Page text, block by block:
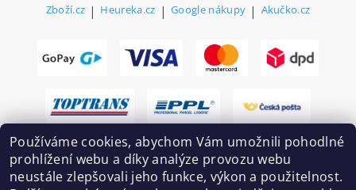
Zboží.cz | Heureka.cz | Google nákupy | Akučko.cz
Používáme cookies, abychom Vám umožnili pohodlné
prohlížení webu a díky analýze provozu webu
neustále zlepšovali jeho funkce, výkon a použitelnost.